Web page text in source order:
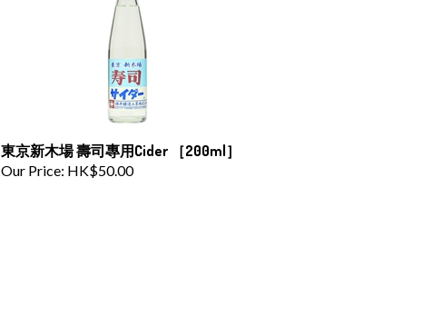
東京新木場 壽司專用Cider ［200ml］
Our Price: HK$50.00